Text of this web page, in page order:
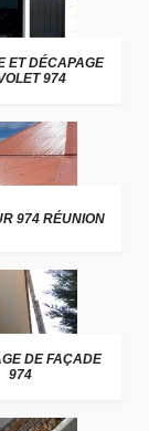
ET DÉCAPAGE
974
974 RÉUNION
DE FAÇADE
974